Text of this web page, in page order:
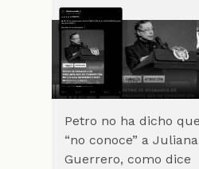
Petro no ha dicho que
“no conoce” a Juliana
Guerrero, como dice